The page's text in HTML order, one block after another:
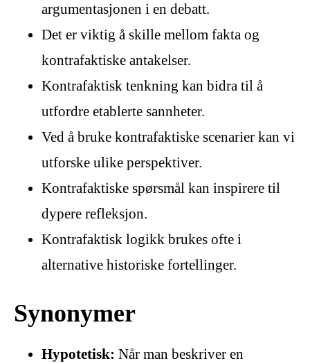
argumentasjonen i en debatt.
Det er viktig å skille mellom fakta og
kontrafaktiske antakelser.
Kontrafaktisk tenkning kan bidra til å
utfordre etablerte sannheter.
Ved å bruke kontrafaktiske scenarier kan vi
utforske ulike perspektiver.
Kontrafaktiske spørsmål kan inspirere til
dypere refleksjon.
Kontrafaktisk logikk brukes ofte i
alternative historiske fortellinger.
Synonymer
Hypotetisk: Når man beskriver en